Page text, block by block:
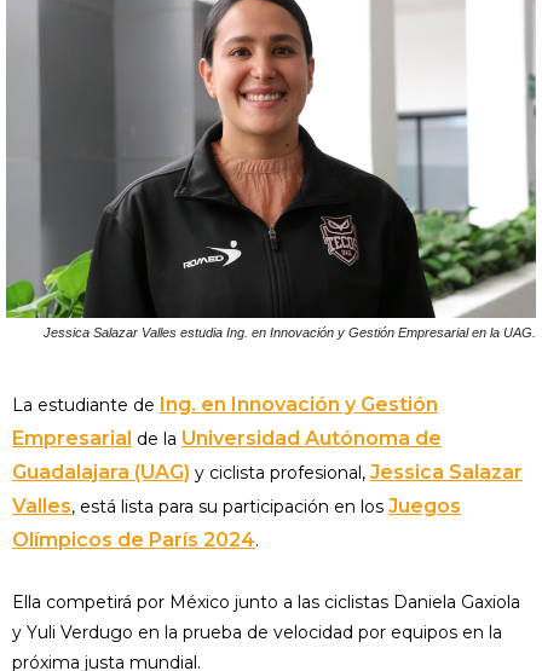
Jessica Salazar Valles estudia Ing. en Innovación y Gestión Empresarial en la UAG.
La estudiante de Ing. en Innovación y Gestión
Empresarial de la Universidad Autónoma de
Guadalajara (UAG) y ciclista profesional, Jessica Salazar
Valles, está lista para su participación en los Juegos
Olímpicos de París 2024.
Ella competirá por México junto a las ciclistas Daniela Gaxiola
y Yuli Verdugo en la prueba de velocidad por equipos en la
próxima justa mundial.